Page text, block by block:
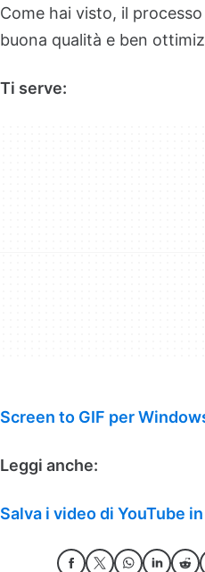
Come hai visto, il
buona qualità e ben
Ti serve:
Screen to GIF per
Leggi anche:
Salva i video di YouTube